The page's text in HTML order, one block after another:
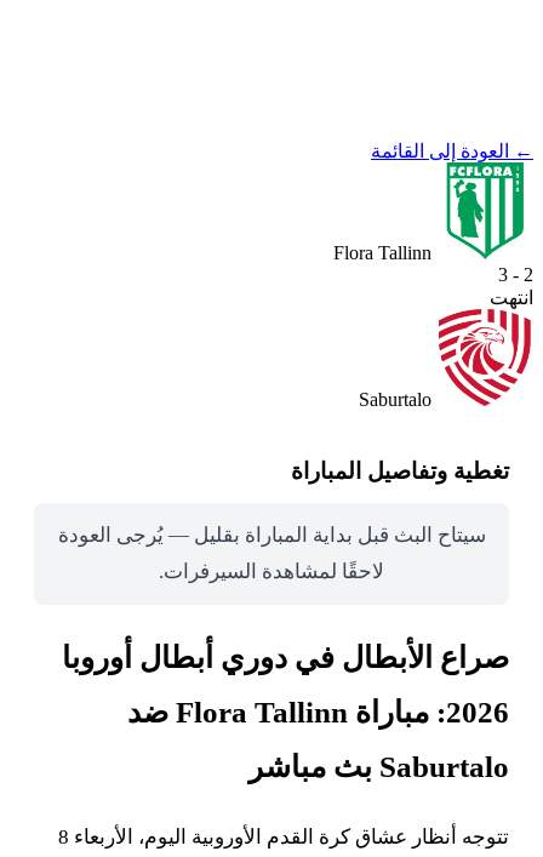
← العودة إلى القائمة
Flora Tallinn
2 - 3
انتهت
Saburtalo
تغطية وتفاصيل المباراة
سيتاح البث قبل بداية المباراة بقليل — يُرجى العودة
لاحقًا لمشاهدة السيرفرات.
صراع الأبطال في دوري أبطال أوروبا
2026: مباراة Flora Tallinn ضد
Saburtalo بث مباشر
تتوجه أنظار عشاق كرة القدم الأوروبية اليوم، الأربعاء 8